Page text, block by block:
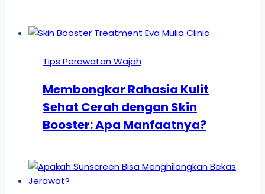
Tips Perawatan Wajah
Membongkar Rahasia Kulit
Sehat Cerah dengan Skin
Booster: Apa Manfaatnya?